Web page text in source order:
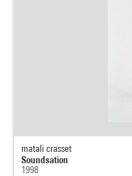
matali crasset
Soundsation
1998